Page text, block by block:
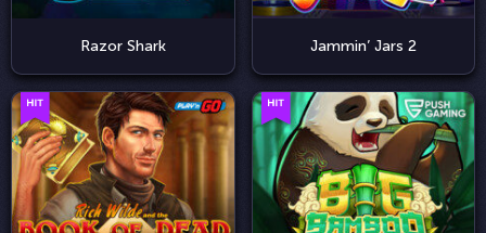
Razor Shark Jammin’ Jars 2